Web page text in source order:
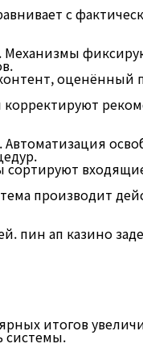
с
оценённый
производит
ап казино
итогов
системы.